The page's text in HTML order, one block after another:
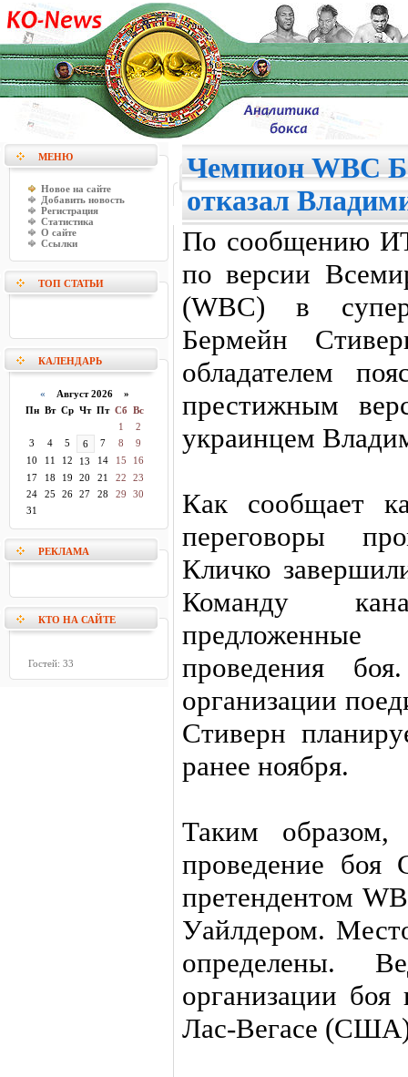
МЕНЮ
Новое на сайте
Добавить новость
Регистрация
Статистика
О сайте
Ссылки
ТОП СТАТЬИ
КАЛЕНДАРЬ
« Август 2026 »
Пн Вт Ср Чт Пт Сб Вс
1
2
3
4 5 6 7 8
9
10
11 12 13 14 15
16
17
18 19 20 21 22
23
24
25 26 27 28 29
30
31
РЕКЛАМА
КТО НА САЙТЕ
Гостей: 33
Чемпион WBC
отказал
По сообщению
по версии
(WBC) в
Бермейн
обладателем
престижным
украинцем
Как сообщает
переговоры
Кличко
Команду
проведения
организации
Стиверн
ранее ноября.
Таким
проведение боя
претендентом
Уайлдером.
определены.
организации
Лас-Вегасе